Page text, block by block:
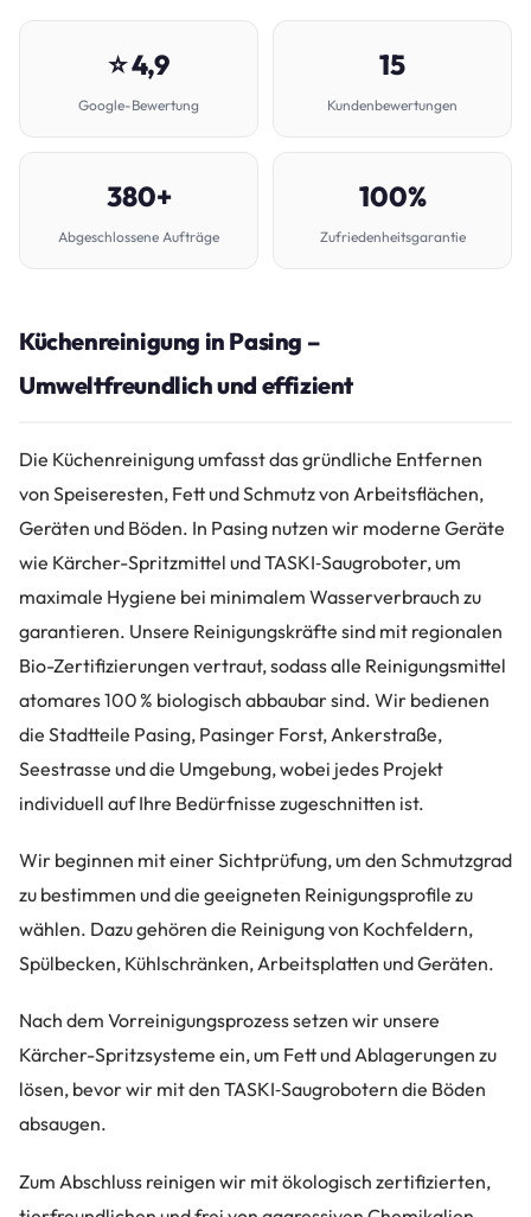
⭐ 4,9
Google-Bewertung
15
Kundenbewertungen
380+
Abgeschlossene Aufträge
100%
Zufriedenheitsgarantie
Küchenreinigung in Pasing –
Umweltfreundlich und effizient
Die Küchenreinigung umfasst das gründliche Entfernen
von Speiseresten, Fett und Schmutz von Arbeitsflächen,
Geräten und Böden. In Pasing nutzen wir moderne Geräte
wie Kärcher-Spritzmittel und TASKI‑Saugroboter, um
maximale Hygiene bei minimalem Wasserverbrauch zu
garantieren. Unsere Reinigungskräfte sind mit regionalen
Bio-Zertifizierungen vertraut, sodass alle Reinigungsmittel
atomares 100 % biologisch abbaubar sind. Wir bedienen
die Stadtteile Pasing, Pasinger Forst, Ankerstraße,
Seestrasse und die Umgebung, wobei jedes Projekt
individuell auf Ihre Bedürfnisse zugeschnitten ist.
Wir beginnen mit einer Sichtprüfung, um den Schmutzgrad
zu bestimmen und die geeigneten Reinigungsprofile zu
wählen. Dazu gehören die Reinigung von Kochfeldern,
Spülbecken, Kühlschränken, Arbeitsplatten und Geräten.
Nach dem Vorreinigungsprozess setzen wir unsere
Kärcher-Spritzsysteme ein, um Fett und Ablagerungen zu
lösen, bevor wir mit den TASKI‑Saugrobotern die Böden
absaugen.
Zum Abschluss reinigen wir mit ökologisch zertifizierten,